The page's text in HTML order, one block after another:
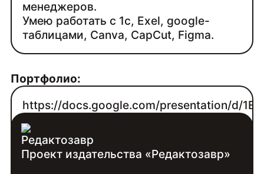
менеджеров.
Умею работать с 1с, Exel, google-
таблицами, Canva, CapCut, Figma.
Портфолио:
https://docs.google.com/presentation/d/
Контакты:
Проект издательства «Редактозавр»